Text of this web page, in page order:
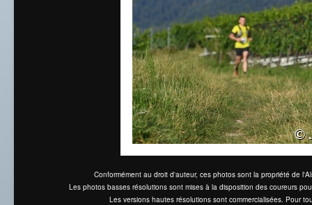
Conformément au droit d'auteur, ces photos sont la propriété de
Les photos basses résolutions sont mises à la disposition des coureurs
Les versions hautes résolutions sont commercialisées. Pour